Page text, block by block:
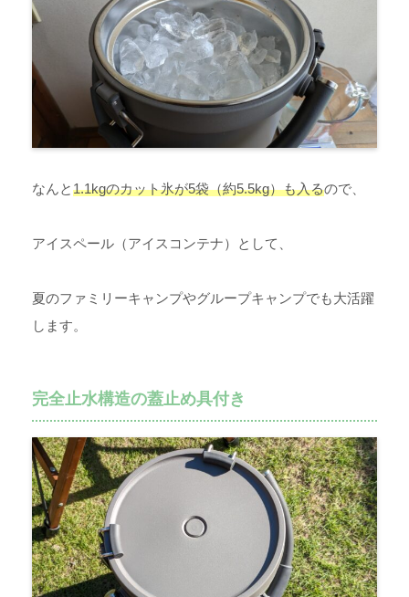
なんと1.1kgのカット氷が5袋（約5.5kg）も入るので、
アイスペール（アイスコンテナ）として、
夏のファミリーキャンプやグループキャンプでも大活躍
します。
完全止水構造の蓋止め具付き